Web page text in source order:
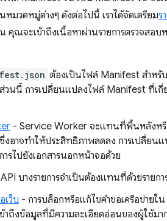
มวดหมู่ต่างๆ ดังต่อไปนี้ เราได้จัดเตรียมร
ณจะเข้าถึงเนื้อหาผ่านรายการตรวจสอบ
ต้องเป็นไฟล์ Manifest สำหรั
วนนี้ การเปลี่ยนแปลงไฟล์ Manifest ที่เ
- Service Worker จะแทนที่พื้นหลังหรื
าจทำให้ประสิทธิภาพลดลง การเปลี่ยน
ารไปยังเอกสารนอกหน้าจอด้วย
API บางรายการจำเป็นต้องแทนที่ด้วยราย
เว็บ - การบล็อกหรือแก้ไขคำขอเครือข่าย
าถึงข้อมูลที่มีความละเอียดอ่อนของผู้ใช้